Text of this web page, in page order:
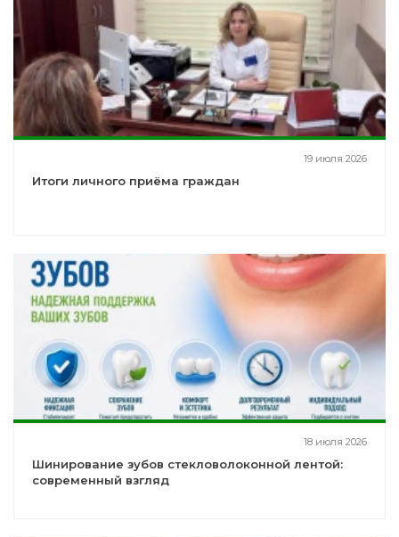
19 июля 2026
Итоги личного приёма граждан
18 июля 2026
Шинирование зубов стекловолоконной лентой:
современный взгляд